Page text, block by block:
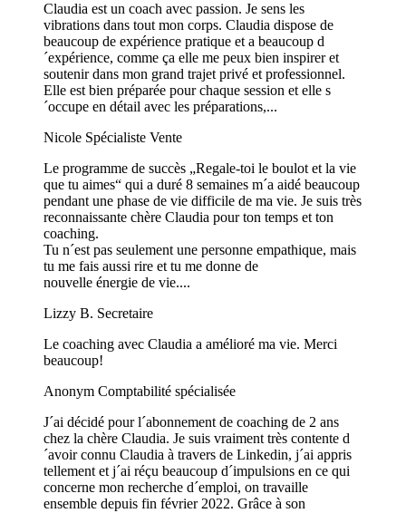
Claudia est un coach avec passion. Je sens les
vibrations dans tout mon corps. Claudia dispose de
beaucoup de expérience pratique et a beaucoup d
´expérience, comme ça elle me peux bien inspirer et
soutenir dans mon grand trajet privé et professionnel.
Elle est bien préparée pour chaque session et elle s
´occupe en détail avec les préparations,...
Nicole Spécialiste Vente
Le programme de succès „Regale-toi le boulot et la vie
que tu aimes“ qui a duré 8 semaines m´a aidé beaucoup
pendant une phase de vie difficile de ma vie. Je suis très
reconnaissante chère Claudia pour ton temps et ton
coaching.
Tu n´est pas seulement une personne empathique, mais
tu me fais aussi rire et tu me donne de
nouvelle énergie de vie....
Lizzy B. Secretaire
Le coaching avec Claudia a amélioré ma vie. Merci
beaucoup!
Anonym Comptabilité spécialisée
J´ai décidé pour l´abonnement de coaching de 2 ans
chez la chère Claudia. Je suis vraiment très contente d
´avoir connu Claudia à travers de Linkedin, j´ai appris
tellement et j´ai réçu beaucoup d´impulsions en ce qui
concerne mon recherche d´emploi, on travaille
ensemble depuis fin février 2022. Grâce à son